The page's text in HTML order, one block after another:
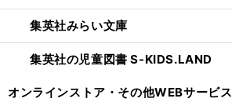
集英社みらい文庫
集英社の児童図書 S-KIDS.LAND
オンラインストア・ その他WEBサービス